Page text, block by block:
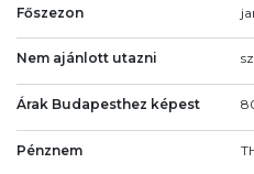
Főszezon
Nem ajánlott utazni
Árak Budapesthez képest
Pénznem